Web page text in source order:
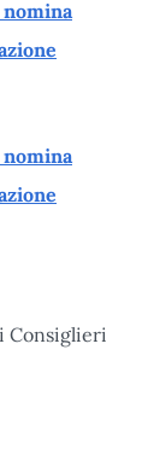
Consiglieri